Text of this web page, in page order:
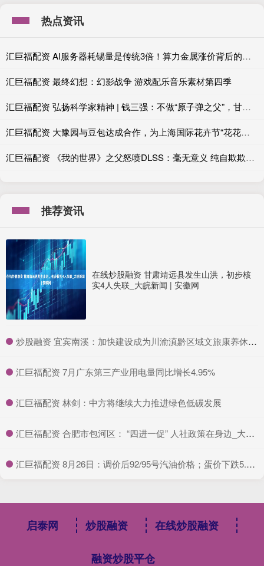
热点资讯
汇巨福配资 AI服务器耗锡量是传统3倍！算力金属涨价背后的真实供需账
汇巨福配资 最终幻想：幻影战争 游戏配乐音乐素材第四季
汇巨福配资 弘扬科学家精神 | 钱三强：不做“原子弹之父”，甘为“铺路石”
汇巨福配资 大豫园与豆包达成合作，为上海国际花卉节“花花大豫园”提供AI解说服务
汇巨福配资 《我的世界》之父怒喷DLSS：毫无意义 纯自欺欺人！
推荐资讯
在线炒股融资 甘肃靖远县发生山洪，初步核
实4人失联_大皖新闻 | 安徽网
​炒股融资 宜宾南溪：加快建设成为川渝滇黔区域文旅康养休闲旅游目的地
​汇巨福配资 7月广东第三产业用电量同比增长4.95%
​汇巨福配资 林剑：中方将继续大力推进绿色低碳发展
​汇巨福配资 合肥市包河区： “四进一促” 人社政策在身边_大皖新闻 | 安徽网
​汇巨福配资 8月26日：调价后92/95号汽油价格；蛋价下跌5.5%后“升温”！
启泰网 炒股融资 在线炒股融资
融资炒股平仓